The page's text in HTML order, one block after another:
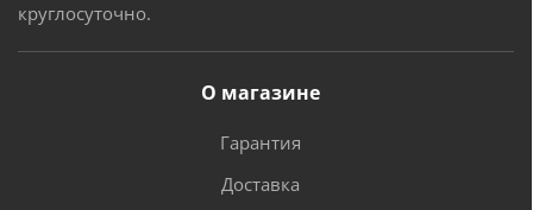
круглосуточно.
О магазине
Гарантия
Доставка